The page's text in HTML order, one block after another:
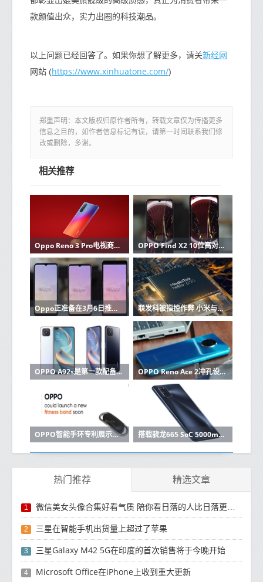
款颜值出众，实力出圈的科技潮品。
以上问题已经回答了。如果你想了解更多，请关新经网
网站 (https://www.xinhuatone.com/)
郑重声明：本文版权归原作者所有，转载文章仅为传播更多
信息之目的，如作者信息标记有误，请第一时间联系我们修
改或删除，多谢。
相关推荐
Oppo Reno 3 Pro电视商业视频充分展现了设计 OPPO Find X2 10位高对比度屏幕收到取笑
Oppo正准备在3月6日推出其Find X2旗舰产品 联发科被指控作弊 小米与Oppo Realme成为焦点
OPPO A92s是第一款配备Dimensity 800处理器的手机 OPPO Reno Ace 2冲孔设计和四摄相机获得TENAA认证
OPPO智能手环专利展示了前所未有的设计 搭载骁龙665 SoC 5000mAh电池的Oppo A52在中国推出
热门推荐 精选文章
1 微信美女头像合集好看气质 陪你看日落的人比日落更浪漫
2 三星在智能手机出货量上超过了苹果
3 三星Galaxy M42 5G在印度的首次销售将于今晚开始
4 Microsoft Office在iPhone上收到重大更新